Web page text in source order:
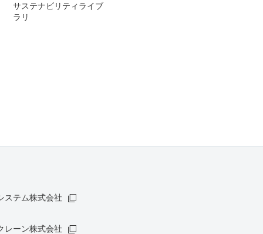
サステナビリティライブ
ラリ
ステム株式会社
レーン株式会社